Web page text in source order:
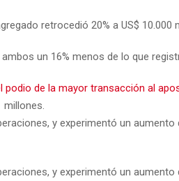
retrocedió 20% a US$ 10.000
un 16% menos de lo que
podio de la mayor transacción al
millones.
y experimentó un aumento
y experimentó un aumento